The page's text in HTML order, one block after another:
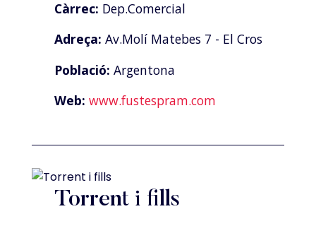
Càrrec: Dep.Comercial
Adreça: Av.Molí Matebes 7 - El Cros
Població: Argentona
Web: www.fustespram.com
Torrent i fills